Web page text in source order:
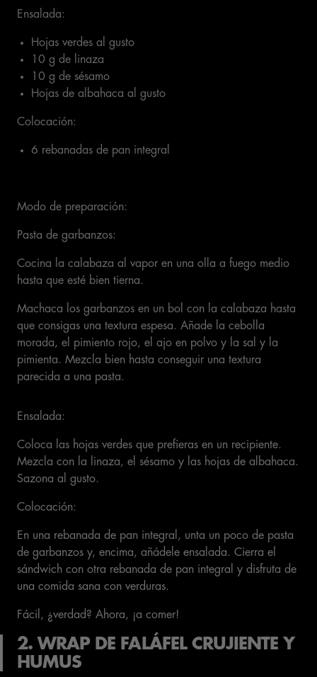
Ensalada:
Hojas verdes al gusto
10 g de linaza
10 g de sésamo
Hojas de albahaca al gusto
Colocación:
6 rebanadas de pan integral
Modo de preparación:
Pasta de garbanzos:
Cocina la calabaza al vapor en una olla a fuego medio
hasta que esté bien tierna.
Machaca los garbanzos en un bol con la calabaza hasta
que consigas una textura espesa. Añade la cebolla
morada, el pimiento rojo, el ajo en polvo y la sal y la
pimienta. Mezcla bien hasta conseguir una textura
parecida a una pasta.
Ensalada:
Coloca las hojas verdes que prefieras en un recipiente.
Mezcla con la linaza, el sésamo y las hojas de albahaca.
Sazona al gusto.
Colocación:
En una rebanada de pan integral, unta un poco de pasta
de garbanzos y, encima, añádele ensalada. Cierra el
sándwich con otra rebanada de pan integral y disfruta de
una comida sana con verduras.
Fácil, ¿verdad? Ahora, ¡a comer!
2. WRAP DE FALÁFEL CRUJIENTE Y
HUMUS